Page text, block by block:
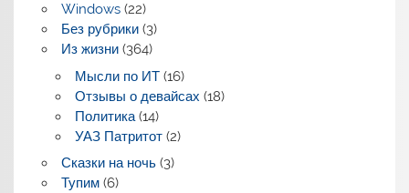
Windows(22)
Без рубрики(3)
Из жизни(364)
Мысли по ИТ(16)
Отзывы о девайсах (18)
Политика(14)
УАЗ Патритот(2)
Сказки на ночь(3)
Тупим(6)